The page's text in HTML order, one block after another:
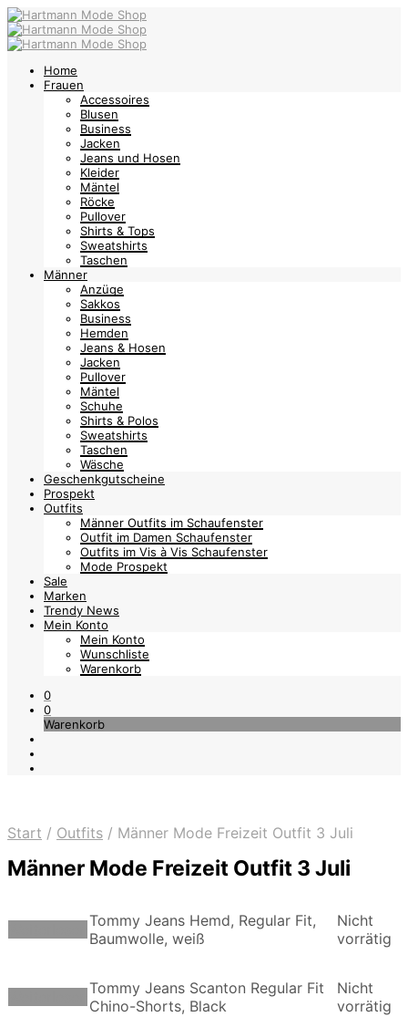
Home
Frauen
Accessoires
Blusen
Business
Jacken
Jeans und Hosen
Kleider
Mäntel
Röcke
Pullover
Shirts & Tops
Sweatshirts
Taschen
Männer
Anzüge
Sakkos
Business
Hemden
Jeans & Hosen
Jacken
Pullover
Mäntel
Schuhe
Shirts & Polos
Sweatshirts
Taschen
Wäsche
Geschenkgutscheine
Prospekt
Outfits
Männer Outfits im Schaufenster
Outfit im Damen Schaufenster
Outfits im Vis à Vis Schaufenster
Mode Prospekt
Sale
Marken
Trendy News
Mein Konto
Mein Konto
Wunschliste
Warenkorb
0
0
Warenkorb
Start / Outfits / Männer Mode Freizeit Outfit 3 Juli
Männer Mode Freizeit Outfit 3 Juli
Tommy Jeans Hemd, Regular Fit,
Baumwolle, weiß
Nicht
vorrätig
Tommy Jeans Scanton Regular Fit
Chino-Shorts, Black
Nicht
vorrätig